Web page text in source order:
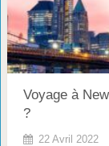
Voyage à
?
22 Avril 2022